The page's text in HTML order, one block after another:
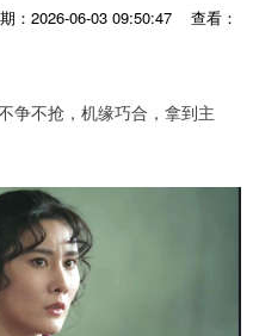
：2026-06-03 09:50:47
查看：
争不抢，机缘巧合，拿到主